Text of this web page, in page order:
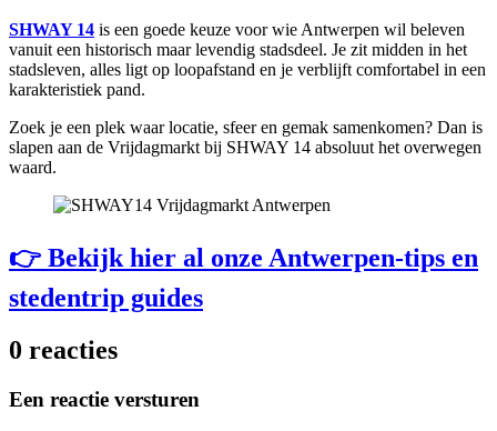
SHWAY 14 is een goede keuze voor wie Antwerpen wil beleven
vanuit een historisch maar levendig stadsdeel. Je zit midden in het
stadsleven, alles ligt op loopafstand en je verblijft comfortabel in een
karakteristiek pand.
Zoek je een plek waar locatie, sfeer en gemak samenkomen? Dan is
slapen aan de Vrijdagmarkt bij SHWAY 14 absoluut het overwegen
waard.
👉 Bekijk hier al onze Antwerpen-tips en
stedentrip guides
0 reacties
Een reactie versturen